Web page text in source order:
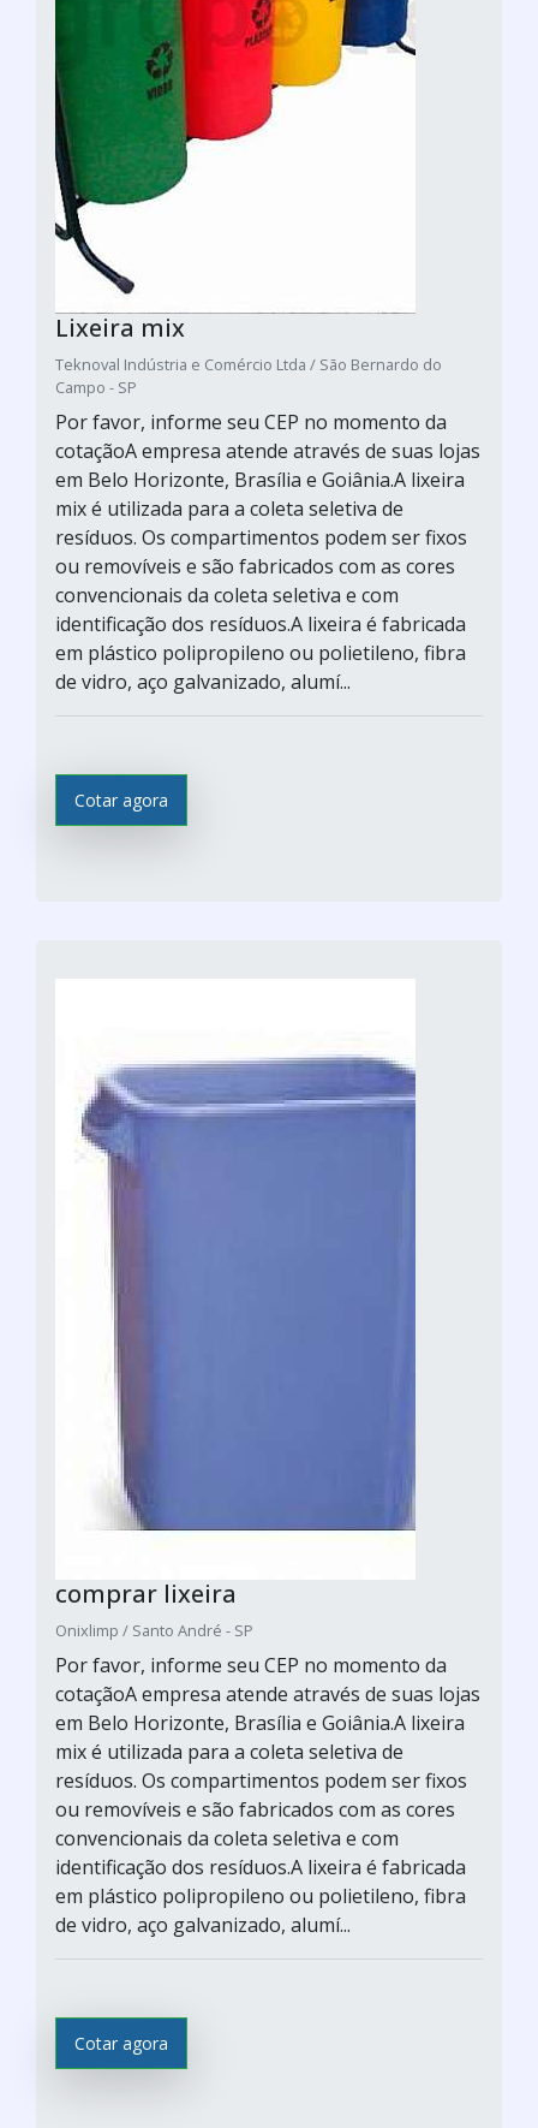
Lixeira mix
Teknoval Indústria e Comércio Ltda / São Bernardo do
Campo - SP
Por favor, informe seu CEP no momento da
cotaçãoA empresa atende através de suas lojas
em Belo Horizonte, Brasília e Goiânia.A lixeira
mix é utilizada para a coleta seletiva de
resíduos. Os compartimentos podem ser fixos
ou removíveis e são fabricados com as cores
convencionais da coleta seletiva e com
identificação dos resíduos.A lixeira é fabricada
em plástico polipropileno ou polietileno, fibra
de vidro, aço galvanizado, alumí...
Cotar agora
comprar lixeira
Onixlimp / Santo André - SP
Por favor, informe seu CEP no momento da
cotaçãoA empresa atende através de suas lojas
em Belo Horizonte, Brasília e Goiânia.A lixeira
mix é utilizada para a coleta seletiva de
resíduos. Os compartimentos podem ser fixos
ou removíveis e são fabricados com as cores
convencionais da coleta seletiva e com
identificação dos resíduos.A lixeira é fabricada
em plástico polipropileno ou polietileno, fibra
de vidro, aço galvanizado, alumí...
Cotar agora